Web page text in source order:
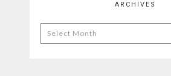
ARCHIVES
Archives